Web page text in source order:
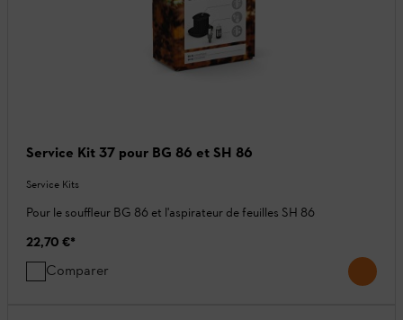
Service Kit 37 pour BG 86 et SH 86
Service Kits
Pour le souffleur BG 86 et l'aspirateur de feuilles SH 86
22,70 €*
Comparer